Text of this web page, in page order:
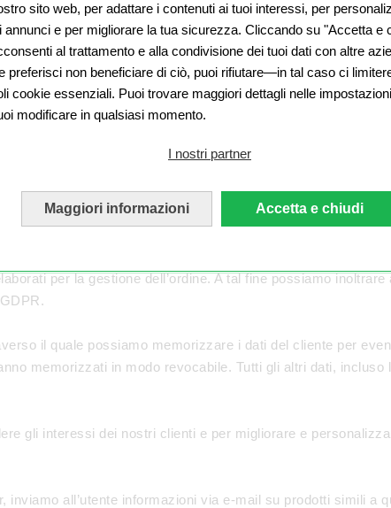
sito web, per adattare i contenuti ai tuoi interessi, per
annunci e per migliorare la tua sicurezza. Cliccando su "Accetta e
al trattamento e alla condivisione dei tuoi dati con altre
preferisci non beneficiare di ciò, puoi rifiutare—in tal caso ci
cookie essenziali. Puoi trovare maggiori dettagli nelle
modificare in qualsiasi momento.
I nostri partner
Maggiori informazioni Accetta e chiudi
a ogni nuova visita.
browser dell’utente, bensì dal plug-in Flash dell’utente.
memorizzano i dati necessari indipendentemente dal
dei cookie Flash, dovrà installare il rispettivo
oppure il cookie Adobe Flash Killer per Google Chrome.
in modalità privata. Consigliamo inoltre all’utente di
personalizzate
nostro negozio online, ai fini della stipula del contratto è
I dati obbligatori necessari per la gestione dei contratti
per la gestione dell’ordine. A tal fine possiamo
il quale possiamo memorizzare i dati del cliente per
memorizzati in modo revocabile. Tutti gli altri dati,
gli interessi dei nostri clienti e per migliorare e
all’utente informazioni via e-mail su prodotti simili a